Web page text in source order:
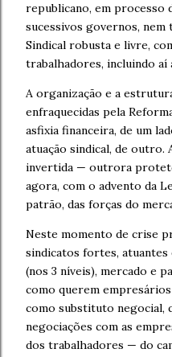
republicano, em processo
sucessivos governos, nem
Sindical robusta e livre,
trabalhadores, incluindo
A organização e a
enfraquecidas pela
asfixia financeira, de um
atuação sindical, de outro.
invertida — outrora
agora, com o advento da
patrão, das forças do
Neste momento de crise
sindicatos fortes,
(nos 3 níveis), mercado e
como querem
como substituto negocial,
negociações com as
dos trabalhadores — do